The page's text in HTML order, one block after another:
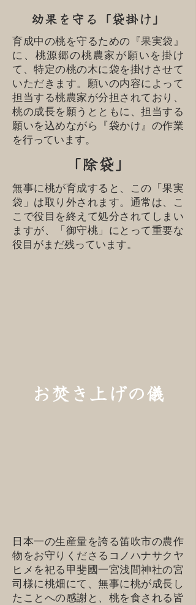
幼果を守る「袋掛け」
育成中の桃を守るための『果実袋』
に、桃源郷の桃農家が願いを掛け
て、特定の桃の木に袋を掛けさせて
いただきます。願いの内容によって
担当する桃農家が分担されており、
桃の成長を願うとともに、担当する
願いを込めながら『袋かけ』の作業
を行っています。
「除袋」
無事に桃が育成すると、この「果実
袋」は取り外されます。通常は、こ
こで役目を終えて処分されてしまい
ますが、「御守桃」にとって重要な
役目がまだ残っています。
お焚き上げの儀
日本一の生産量を誇る笛吹市の農作
物をお守りくださるコノハナサクヤ
ヒメを祀る甲斐國一宮浅間神社の宮
司様に桃畑にて、無事に桃が成長し
たことへの感謝と、桃を食される皆